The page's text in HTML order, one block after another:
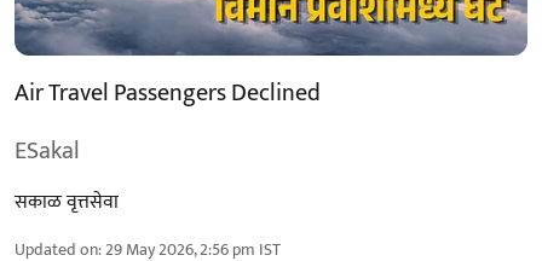
Air Travel Passengers Declined
ESakal
सकाळ वृत्तसेवा
Updated on:29 May 2026, 2:56 pm IST